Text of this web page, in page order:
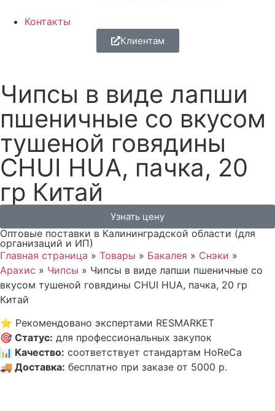
Контакты
Клиентам
Чипсы в виде лапши
пшеничные со вкусом
тушеной говядины
CHUI HUA, пачка, 20
гр Китай
Узнать цену
Оптовые поставки в Калининградской области (для
организаций и ИП)
Главная страница » Товары » Бакалея » Снэки »
Арахис » Чипсы » Чипсы в виде лапши пшеничные со
вкусом тушеной говядины CHUI HUA, пачка, 20 гр
Китай
⭐ Рекомендовано экспертами RESMARKET
🎯 Статус: для профессиональных закупок
📊 Качество: соответствует стандартам HoReCa
🚚 Доставка: бесплатно при заказе от 5000 р.